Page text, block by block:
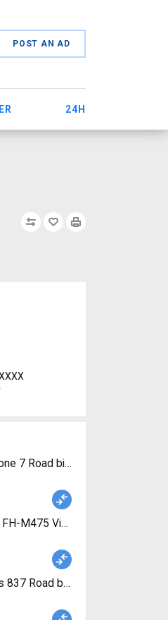
POST AN AD
24H
7 Road bike Shimano Sora
FH-M475 Viam hátsó kerékpár
837 Road bike calliper brake